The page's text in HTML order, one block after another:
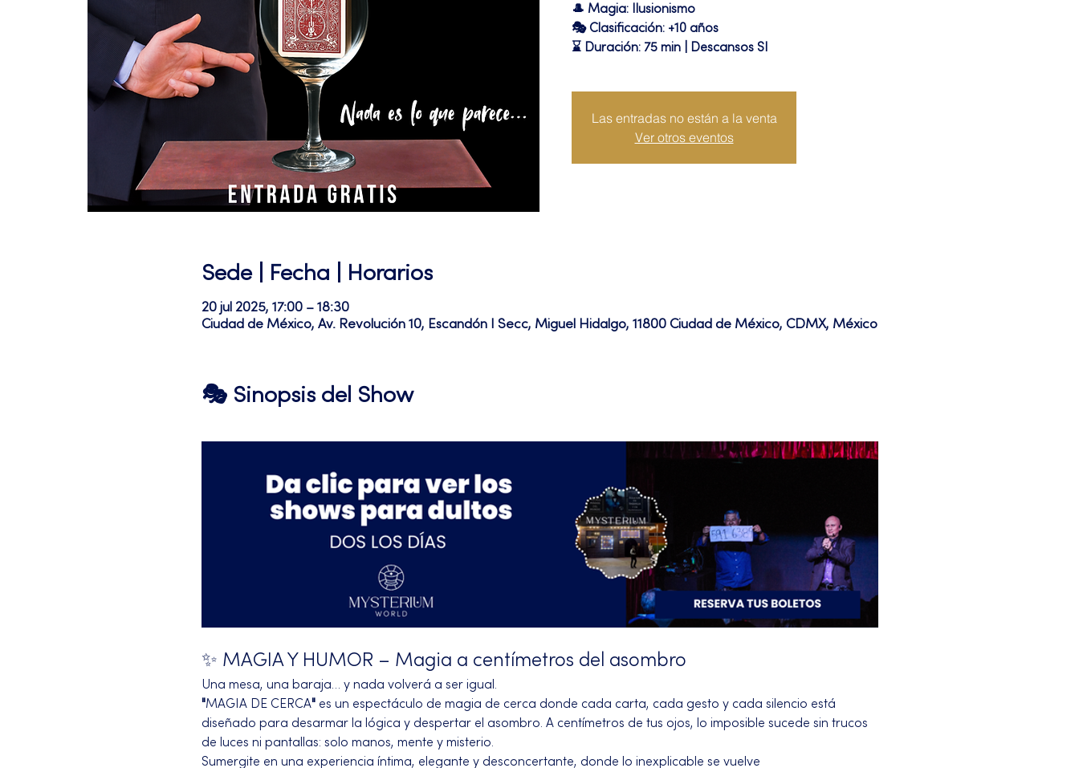
🎩 Magia: Ilusionismo
🎭 Clasificación: +10 años
⌛ Duración: 75 min | Descansos SI
Las entradas no están a la venta
Ver otros eventos
Sede | Fecha | Horarios
20 jul 2025, 17:00 – 18:30
Ciudad de México, Av. Revolución 10, Escandón I Secc, Miguel Hidalgo, 11800 Ciudad de México, CDMX, México
🎭 Sinopsis del Show
✨ MAGIA Y HUMOR – Magia a centímetros del asombro
Una mesa, una baraja… y nada volverá a ser igual.
"MAGIA DE CERCA" es un espectáculo de magia de cerca donde cada carta, cada gesto y cada silencio está
diseñado para desarmar la lógica y despertar el asombro. A centímetros de tus ojos, lo imposible sucede sin trucos
de luces ni pantallas: solo manos, mente y misterio.
Sumergite en una experiencia íntima, elegante y desconcertante, donde lo inexplicable se vuelve